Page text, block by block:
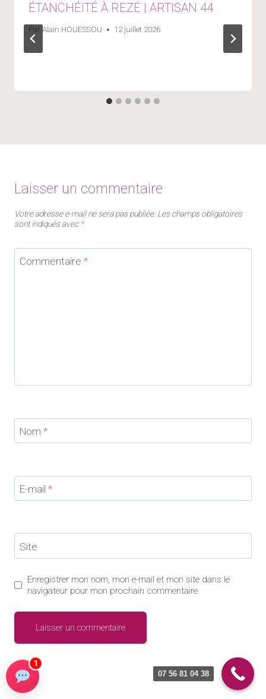
ÉTANCHÉITÉ À REZÉ | ARTISAN 44
Par Alain HOUESSOU 12 juillet 2026
Laisser un commentaire
Votre adresse e-mail ne sera pas publiée. Les champs obligatoires
sont indiqués avec *
Commentaire *
Nom *
E-mail *
Site
Enregistrer mon nom, mon e-mail et mon site dans le
navigateur pour mon prochain commentaire.
07 56 81 04 38
1